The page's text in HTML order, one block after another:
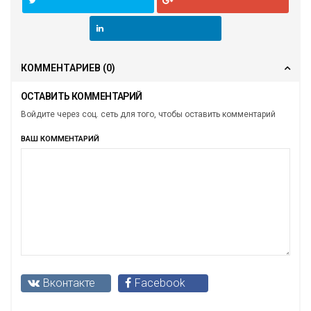
КОММЕНТАРИЕВ (0)
ОСТАВИТЬ КОММЕНТАРИЙ
Войдите через соц. сеть для того, чтобы оставить комментарий
ВАШ КОММЕНТАРИЙ
Вконтакте Facebook